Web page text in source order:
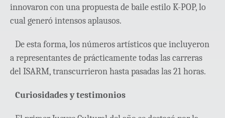
innovaron con una propuesta de baile estilo K-POP, lo
cual generó intensos aplausos.
De esta forma, los números artísticos que incluyeron
a representantes de prácticamente todas las carreras
del ISARM, transcurrieron hasta pasadas las 21 horas.
Curiosidades y testimonios